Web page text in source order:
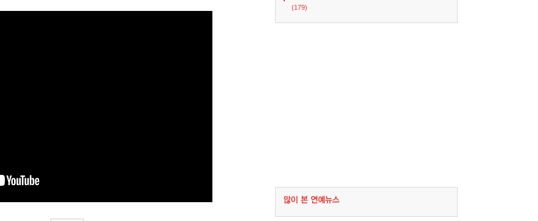
(179)